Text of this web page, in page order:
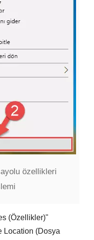
özellikleri
(Özellikler)"
Location (Dosya